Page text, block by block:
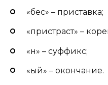
«бес» – приставка;
«пристраст» –
«н» – суффикс;
«ый» – окончание.